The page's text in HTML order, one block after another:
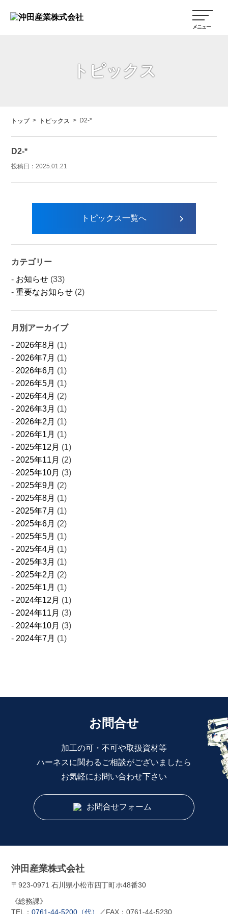
トピックス
トップ > トピックス > D2-*
D2-*
投稿日：2025.01.21
トピックス一覧へ
カテゴリー
お知らせ (33)
重要なお知らせ (2)
月別アーカイブ
2026年8月 (1)
2026年7月 (1)
2026年6月 (1)
2026年5月 (1)
2026年4月 (2)
2026年3月 (1)
2026年2月 (1)
2026年1月 (1)
2025年12月 (1)
2025年11月 (2)
2025年10月 (3)
2025年9月 (2)
2025年8月 (1)
2025年7月 (1)
2025年6月 (2)
2025年5月 (1)
2025年4月 (1)
2025年3月 (1)
2025年2月 (2)
2025年1月 (1)
2024年12月 (1)
2024年11月 (3)
2024年10月 (3)
2024年7月 (1)
お問合せ
加工の可・不可や取扱資材等
ハーネスに関わるご相談がございましたら
お気軽にお問い合わせ下さい
お問合せフォーム
沖田産業株式会社
〒923-0971 石川県小松市四丁町ホ48番30
《総務課》
TEL：0761-44-5200（代） ／FAX：0761-44-5230